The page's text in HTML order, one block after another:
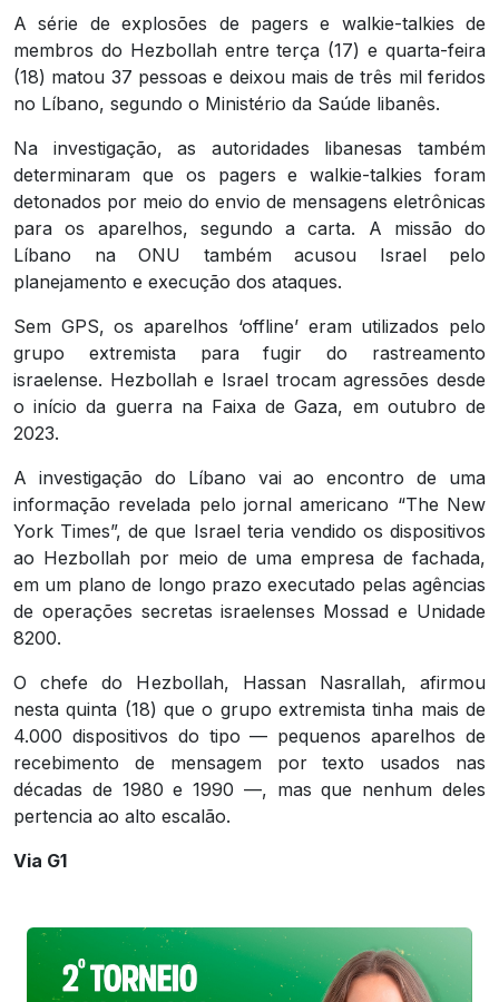
A série de explosões de pagers e walkie-talkies de
membros do Hezbollah entre terça (17) e quarta-feira
(18) matou 37 pessoas e deixou mais de três mil feridos
no Líbano, segundo o Ministério da Saúde libanês.
Na investigação, as autoridades libanesas também
determinaram que os pagers e walkie-talkies foram
detonados por meio do envio de mensagens eletrônicas
para os aparelhos, segundo a carta. A missão do
Líbano na ONU também acusou Israel pelo
planejamento e execução dos ataques.
Sem GPS, os aparelhos ‘offline’ eram utilizados pelo
grupo extremista para fugir do rastreamento
israelense. Hezbollah e Israel trocam agressões desde
o início da guerra na Faixa de Gaza, em outubro de
2023.
A investigação do Líbano vai ao encontro de uma
informação revelada pelo jornal americano “The New
York Times”, de que Israel teria vendido os dispositivos
ao Hezbollah por meio de uma empresa de fachada,
em um plano de longo prazo executado pelas agências
de operações secretas israelenses Mossad e Unidade
8200.
O chefe do Hezbollah, Hassan Nasrallah, afirmou
nesta quinta (18) que o grupo extremista tinha mais de
4.000 dispositivos do tipo — pequenos aparelhos de
recebimento de mensagem por texto usados nas
décadas de 1980 e 1990 —, mas que nenhum deles
pertencia ao alto escalão.
Via G1